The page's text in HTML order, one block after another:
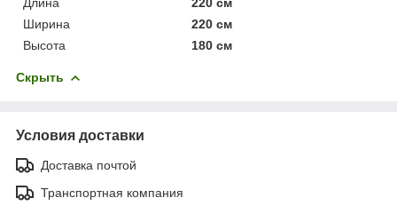
Ширина
220 см
Высота
180 см
Скрыть
Условия доставки
Доставка почтой
Транспортная компания